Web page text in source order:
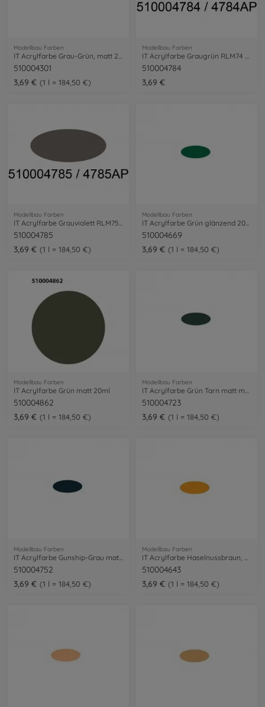
Modellbau Farben
510004301
3,69 €
1 l = 184,50 €
Modellbau Farben
510004784
3,69 €
Modellbau Farben
IT Acrylfarbe Grauviolett RLM75 20ml
510004785
3,69 €
1 l = 184,50 €
Modellbau Farben
IT Acrylfarbe Grün glänzend 20ml
510004669
3,69 €
1 l = 184,50 €
Modellbau Farben
IT Acrylfarbe Grün matt 20ml
510004862
3,69 €
1 l = 184,50 €
Modellbau Farben
510004723
3,69 €
1 l = 184,50 €
Modellbau Farben
IT Acrylfarbe Gunship-Grau matt 20ml
510004752
3,69 €
1 l = 184,50 €
Modellbau Farben
IT Acrylfarbe Haselnussbraun, matt 20ml
510004643
3,69 €
1 l = 184,50 €